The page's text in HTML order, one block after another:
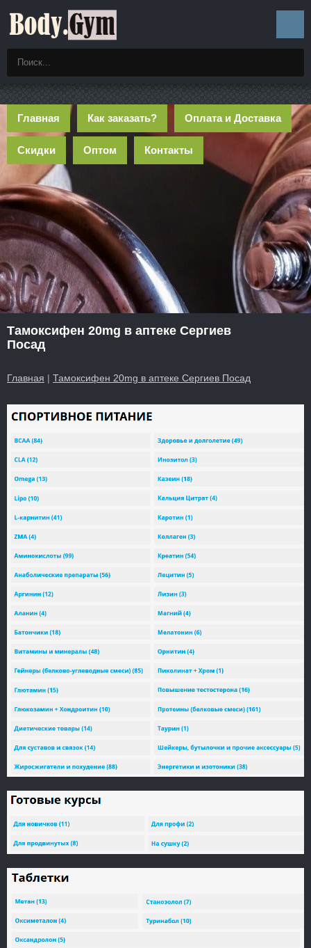
Главная Как заказать? Оплата и Доставка
Скидки Оптом Контакты
Тамоксифен 20mg в аптеке Сергиев
Посад
Главная | Тамоксифен 20mg в аптеке Сергиев Посад